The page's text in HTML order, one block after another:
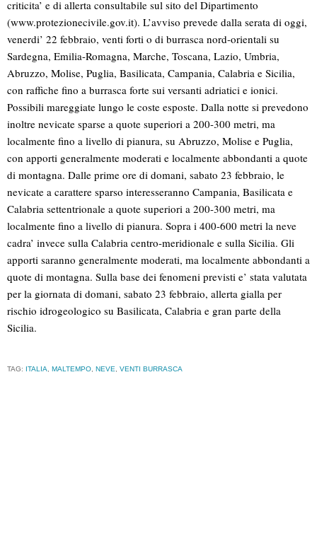
criticita’ e di allerta consultabile sul sito del Dipartimento
(www.protezionecivile.gov.it). L’avviso prevede dalla serata di oggi,
venerdi’ 22 febbraio, venti forti o di burrasca nord-orientali su
Sardegna, Emilia-Romagna, Marche, Toscana, Lazio, Umbria,
Abruzzo, Molise, Puglia, Basilicata, Campania, Calabria e Sicilia,
con raffiche fino a burrasca forte sui versanti adriatici e ionici.
Possibili mareggiate lungo le coste esposte. Dalla notte si prevedono
inoltre nevicate sparse a quote superiori a 200-300 metri, ma
localmente fino a livello di pianura, su Abruzzo, Molise e Puglia,
con apporti generalmente moderati e localmente abbondanti a quote
di montagna. Dalle prime ore di domani, sabato 23 febbraio, le
nevicate a carattere sparso interesseranno Campania, Basilicata e
Calabria settentrionale a quote superiori a 200-300 metri, ma
localmente fino a livello di pianura. Sopra i 400-600 metri la neve
cadra’ invece sulla Calabria centro-meridionale e sulla Sicilia. Gli
apporti saranno generalmente moderati, ma localmente abbondanti a
quote di montagna. Sulla base dei fenomeni previsti e’ stata valutata
per la giornata di domani, sabato 23 febbraio, allerta gialla per
rischio idrogeologico su Basilicata, Calabria e gran parte della
Sicilia.
TAG: ITALIA, MALTEMPO, NEVE, VENTI BURRASCA